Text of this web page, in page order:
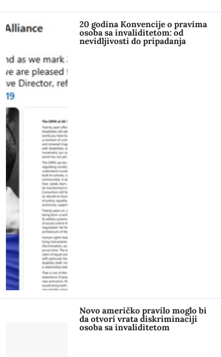
20 godina Konvencije o pravima
osoba sa invaliditetom: od
nevidljivosti do pripadanja
Novo američko pravilo moglo bi
da otvori vrata diskriminaciji
osoba sa invaliditetom